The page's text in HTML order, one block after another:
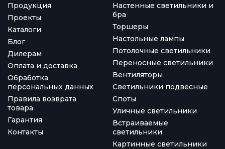
Продукция
Проекты
Каталоги
Блог
Дилерам
Оплата и доставка
Обработка
персональных данных
Правила возврата
товара
Гарантия
Контакты
Настенные светильники и
бра
Торшеры
Настольные лампы
Потолочные светильники
Переносные светильники
Вентиляторы
Светильники подвесные
Споты
Уличные светильники
Встраиваемые
светильники
Картинные светильники